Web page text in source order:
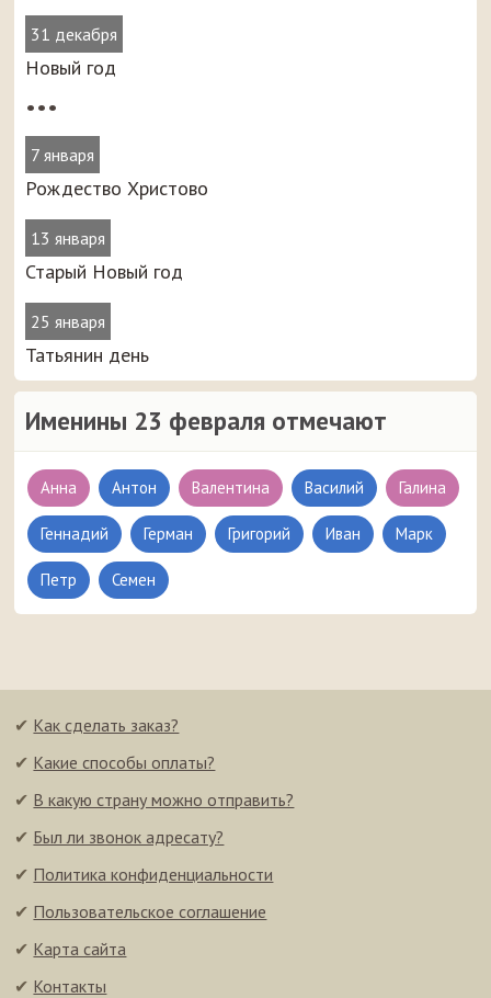
31 декабря
Новый год
•••
7 января
Рождество Христово
13 января
Старый Новый год
25 января
Татьянин день
Именины 23 февраля отмечают
Анна Антон Валентина Василий Галина
Геннадий Герман Григорий Иван Марк
Петр Семен
✔ Как сделать заказ?
✔ Какие способы оплаты?
✔ В какую страну можно отправить?
✔ Был ли звонок адресату?
✔ Политика конфиденциальности
✔ Пользовательское соглашение
✔ Карта сайта
✔ Контакты